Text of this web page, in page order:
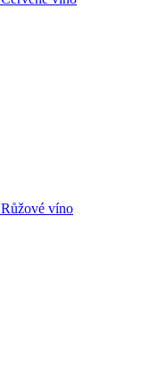
Růžové víno